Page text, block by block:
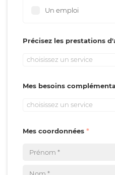
Un emploi
Précisez les prestations
choisissez un service
Mes besoins
choisissez un service
Mes coordonnées